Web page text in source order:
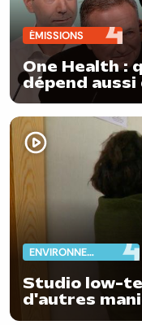
ÉMISSIONS
One Health :
dépend
planète
ENVIRONNEMENT
Studio low-
d'autres